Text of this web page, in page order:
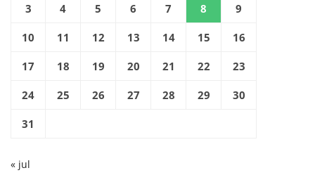
3 4 5 6 7 8 9
10 11 12 13 14 15 16
17 18 19 20 21 22 23
24 25 26 27 28 29 30
31
« jul